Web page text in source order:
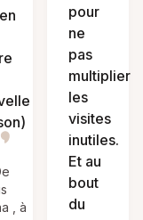
, à
pour
ne
pas
multiplier
les
visites
inutiles.
Et au
bout
du